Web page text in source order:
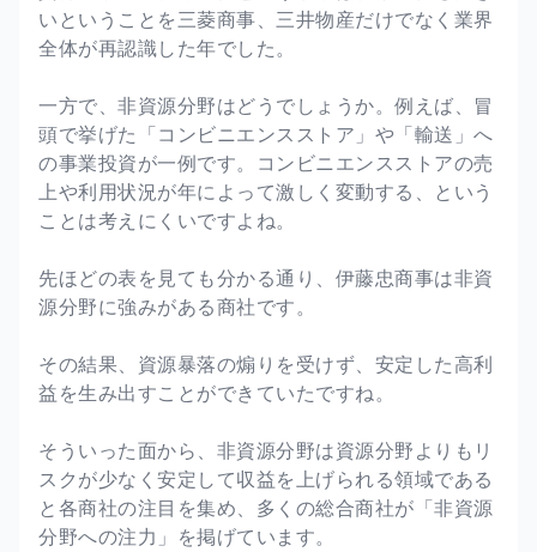
いということを三菱商事、三井物産だけでなく業界
全体が再認識した年でした。
一方で、非資源分野はどうでしょうか。例えば、冒
頭で挙げた「コンビニエンスストア」や「輸送」へ
の事業投資が一例です。コンビニエンスストアの売
上や利用状況が年によって激しく変動する、という
ことは考えにくいですよね。
先ほどの表を見ても分かる通り、伊藤忠商事は非資
源分野に強みがある商社です。
その結果、資源暴落の煽りを受けず、安定した高利
益を生み出すことができていたですね。
そういった面から、非資源分野は資源分野よりもリ
スクが少なく安定して収益を上げられる領域である
と各商社の注目を集め、多くの総合商社が「非資源
分野への注力」を掲げています。